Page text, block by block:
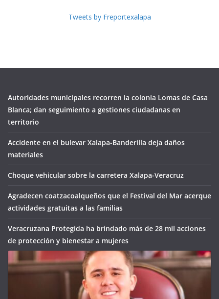
Tweets by Freportexalapa
Autoridades municipales recorren la colonia Lomas de Casa
Blanca; dan seguimiento a gestiones ciudadanas en
territorio
Accidente en el bulevar Xalapa-Banderilla deja daños
materiales
Choque vehicular sobre la carretera Xalapa-Veracruz
Agradecen coatzacoalqueños que el Festival del Mar acerque
actividades gratuitas a las familias
Veracruzana Protegida ha brindado más de 28 mil acciones
de protección y bienestar a mujeres